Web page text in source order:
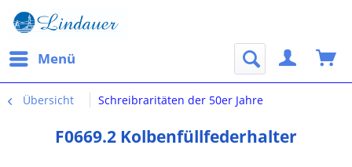
Menü
Übersicht Schreibraritäten der 50er Jahre
F0669.2 Kolbenfüllfederhalter